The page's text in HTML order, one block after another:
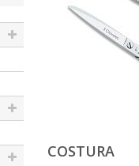
COSTURA